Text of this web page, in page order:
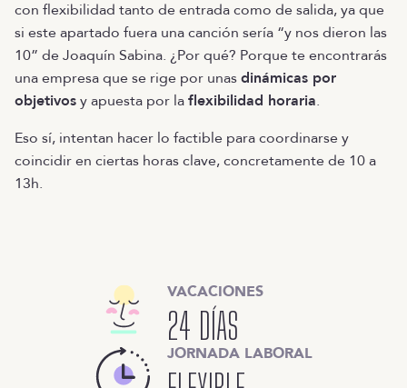
con flexibilidad tanto de entrada como de salida, ya que
si este apartado fuera una canción sería “y nos dieron las
10” de Joaquín Sabina. ¿Por qué? Porque te encontrarás
una empresa que se rige por unasdinámicas por
objetivosy apuesta por laflexibilidad horaria.
Eso sí, intentan hacer lo factible para coordinarse y
coincidir en ciertas horas clave, concretamente de 10 a
13h.
VACACIONES
24 DÍAS
JORNADA LABORAL